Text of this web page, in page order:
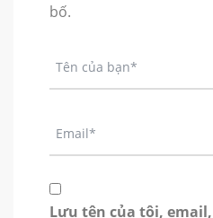
bố.
Lưu tên của tôi,